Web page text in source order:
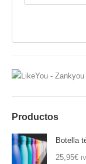
Productos
Botella
25,95€